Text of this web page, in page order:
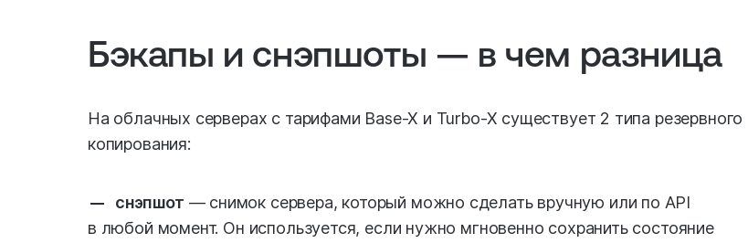
Бэкапы и снэпшоты — в чем разница
На облачных серверах с тарифами Base-X и Turbo-X существует 2 типа резервного
копирования:
снэпшот — снимок сервера, который можно сделать вручную или по API
в любой момент. Он используется, если нужно мгновенно сохранить состояние